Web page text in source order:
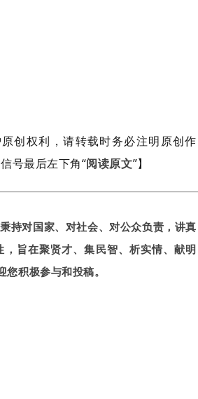
创权利，请转载时务必注明原创作
号最后左下角“阅读原文”】
持对国家、对社会、对公众负责，讲真
旨在聚贤才、集民智、析实情、献明
积极参与和投稿。